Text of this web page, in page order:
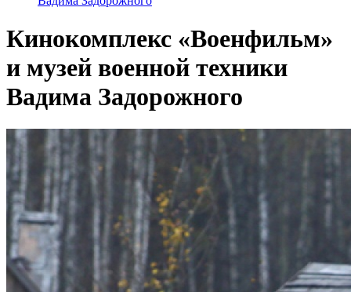
Кинокомплекс «Военфильм»
и музей военной техники
Вадима Задорожного